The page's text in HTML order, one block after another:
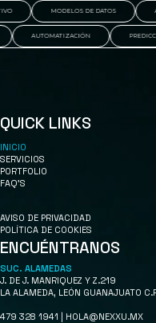
MODELOS DE DATOS
AUTOMATIZACIÓN
QUICK LINKS
INICIO
SERVICIOS
PORTFOLIO
FAQ'S
AVISO DE PRIVACIDAD
POLÍTICA DE COOKIES
ENCUÉNTRANOS
SUC. ALAMEDAS
J. DE J. MANRIQUEZ Y Z.219
LA ALAMEDA, LEÓN GUANAJUATO
479 328 1941 | HOLA@NEXXU.MX